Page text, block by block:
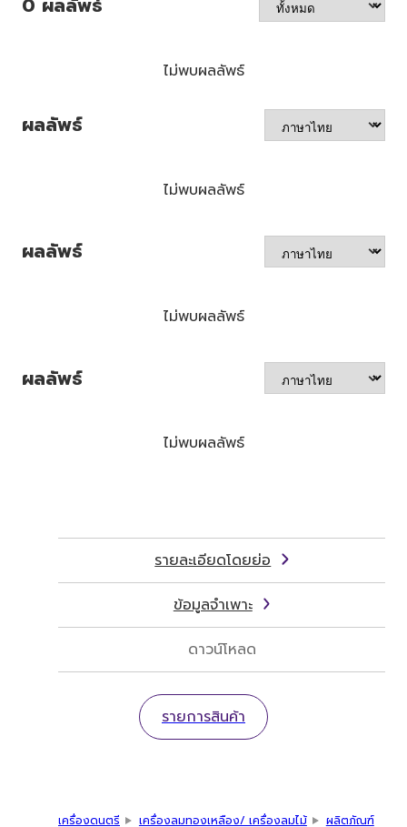
0 ผลลัพธ์
ไม่พบผลลัพธ์
ผลลัพธ์
ไม่พบผลลัพธ์
ผลลัพธ์
ไม่พบผลลัพธ์
ผลลัพธ์
ไม่พบผลลัพธ์
รายละเอียดโดยย่อ
ข้อมูลจำเพาะ
ดาวน์โหลด
รายการสินค้า
เครื่องดนตรี เครื่องลมทองเหลือง/ เครื่องลมไม้
ผลิตภัณฑ์